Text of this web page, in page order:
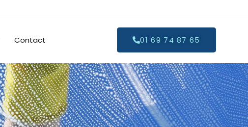
Contact 01 69 74 87 65